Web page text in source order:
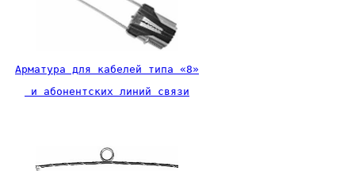
Арматура для кабелей типа «8»
и абонентских линий связи